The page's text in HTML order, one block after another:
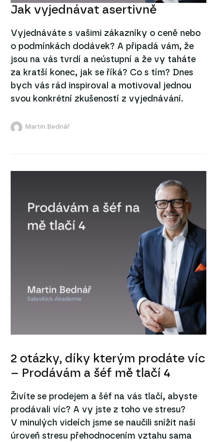
Jak vyjednávat asertivně
Vyjednáváte s vašimi zákazníky o ceně nebo
o podmínkách dodávek? A připadá vám, že
jsou na vás tvrdí a neústupní a že vy taháte
za kratší konec, jak se říká? Co s tím? Dnes
bych vás rád inspiroval a motivoval jednou
svou konkrétní zkušeností z vyjednávání.
Martin Bednář
2 otázky, díky kterým prodáte víc
– Prodávám a šéf mě tlačí 4
Živíte se prodejem a šéf na vás tlačí, abyste
prodávali víc? A vy jste z toho ve stresu?
V minulých videích jsme se naučili snížit naši
úroveň stresu přehodnocením vztahu sama